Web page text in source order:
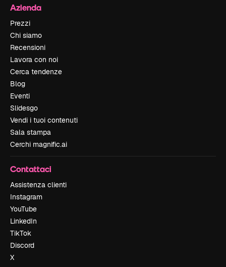
Azienda
Prezzi
Chi siamo
Recensioni
Lavora con noi
Cerca tendenze
Blog
Eventi
Slidesgo
Vendi i tuoi contenuti
Sala stampa
Cerchi magnific.ai
Contattaci
Assistenza clienti
Instagram
YouTube
LinkedIn
TikTok
Discord
X